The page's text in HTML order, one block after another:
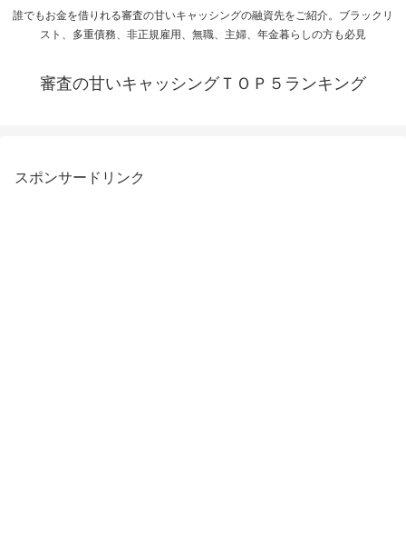
誰でもお金を借りれる審査の甘いキャッシングの融資先をご紹介。ブラックリ
スト、多重債務、非正規雇用、無職、主婦、年金暮らしの方も必見
審査の甘いキャッシングＴＯＰ５ランキング
スポンサードリンク